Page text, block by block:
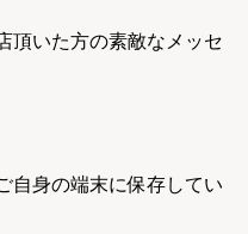
頂いた方の素敵なメッセ
自身の端末に保存してい